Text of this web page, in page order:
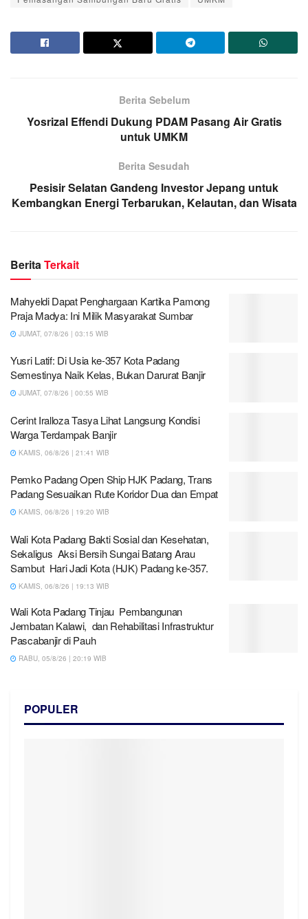
Berita Sebelum
Yosrizal Effendi Dukung PDAM Pasang Air Gratis
untuk UMKM
Berita Sesudah
Pesisir Selatan Gandeng Investor Jepang untuk
Kembangkan Energi Terbarukan, Kelautan, dan Wisata
BeritaTerkait
Mahyeldi Dapat Penghargaan Kartika Pamong
Praja Madya: Ini Milik Masyarakat Sumbar
JUMAT, 07/8/26 | 03:15 WIB
Yusri Latif: Di Usia ke-357 Kota Padang
Semestinya Naik Kelas, Bukan Darurat Banjir
JUMAT, 07/8/26 | 00:55 WIB
Cerint Iralloza Tasya Lihat Langsung Kondisi
Warga Terdampak Banjir
KAMIS, 06/8/26 | 21:41 WIB
Pemko Padang Open Ship HJK Padang, Trans
Padang Sesuaikan Rute Koridor Dua dan Empat
KAMIS, 06/8/26 | 19:20 WIB
Wali Kota Padang Bakti Sosial dan Kesehatan,
Sekaligus Aksi Bersih Sungai Batang Arau
Sambut Hari Jadi Kota (HJK) Padang ke-357.
KAMIS, 06/8/26 | 19:13 WIB
Wali Kota Padang Tinjau Pembangunan
Jembatan Kalawi, dan Rehabilitasi Infrastruktur
Pascabanjir di Pauh
RABU, 05/8/26 | 20:19 WIB
POPULER